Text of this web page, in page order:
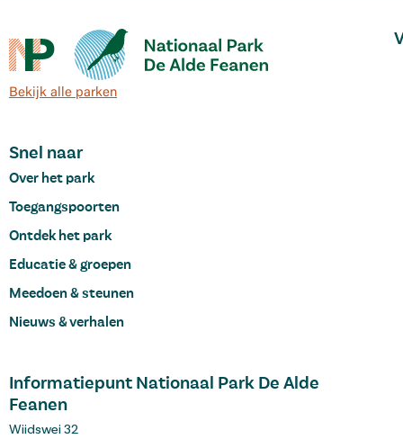
Bekijk alle parken
Snel naar
Over het park
Toegangspoorten
Ontdek het park
Educatie & groepen
Meedoen & steunen
Nieuws & verhalen
Informatiepunt Nationaal Park De Alde
Feanen
Wiidswei 32